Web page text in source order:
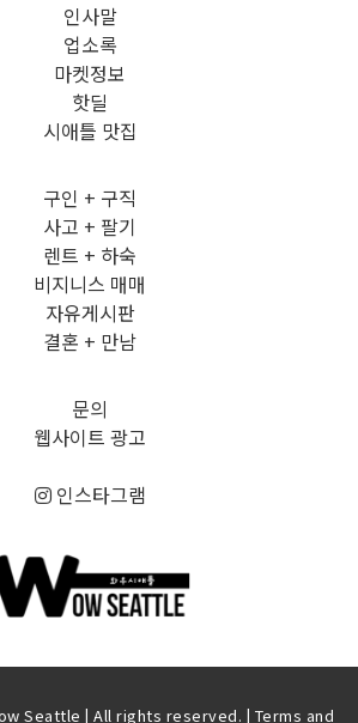
인사말
업소록
마켓정보
핫딜
시애틀 맛집
구인 + 구직
사고 + 팔기
렌트 + 하숙
비지니스 매매
자유게시판
결혼 + 만남
문의
웹사이트 광고
인스타그램
Seattle | All rights reserved. | Terms and